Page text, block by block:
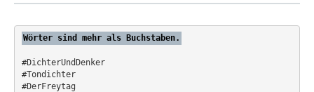
o
n
r
Wörter sind mehr als Buchstaben.
#DichterUndDenker
#Tondichter
#DerFreytag